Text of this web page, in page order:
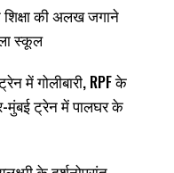
की अलख जगाने
स्कूल
में गोलीबारी, RPF के
मुंबई ट्रेन में पालघर के